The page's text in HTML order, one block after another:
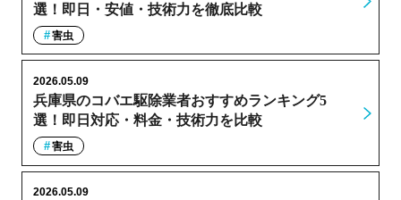
選！即日・安値・技術力を徹底比較
害虫
兵庫県のコバエ駆除業者おすすめランキング5
選！即日対応・料金・技術力を比較
2026.05.09
害虫
2026.05.09